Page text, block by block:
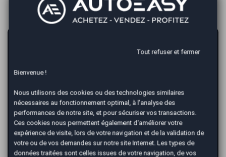
voiture au meilleur prix !
Renseignez le kilométrage de votre véhicule *
Tout refuser et fermer
Bienvenue !
Nous utilisons des cookies ou des technologies similaires
nécessaires au fonctionnement optimal, à l'analyse des
performances de notre site, et pour sécuriser vos transactions.
Ces cookies nous permettent également d'améliorer votre
expérience de visite, lors de votre navigation et de la validation de
votre ou de vos demandes sur notre site Internet. Les types de
données traitées sont celles issues de votre navigation, de vos